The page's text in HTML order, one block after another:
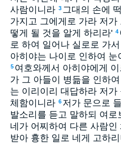
사람이니라 3 그대의 손에
가지고 그에게로 가라 저가
떻게 될 것을 알게 하리라' 4
로 하여 일어나 실로로 가
아히야는 나이로 인하여
5 여호와께서 아히야에게
가 그 아들이 병듦을 인하
는 이리이리 대답하라 저
체함이니라 6 저가 문으로
발소리를 듣고 말하되 여
네가 어찌하여 다른 사람
받아 흉한 일로 네게 고하리